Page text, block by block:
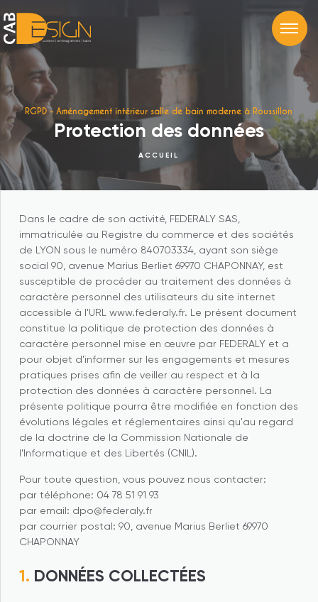
RGPD - Aménagement intérieur salle de bain moderne à Roussillon
Protection des données
ACCUEIL
Dans le cadre de son activité, FEDERALY SAS,
immatriculée au Registre du commerce et des sociétés
de LYON sous le numéro 840703334, ayant son siège
social 90, avenue Marius Berliet 69970 CHAPONNAY, est
susceptible de procéder au traitement des données à
caractère personnel des utilisateurs du site internet
accessible à l'URL www.federaly.fr. Le présent document
constitue la politique de protection des données à
caractère personnel mise en œuvre par FEDERALY et a
pour objet d'informer sur les engagements et mesures
pratiques prises afin de veiller au respect et à la
protection des données à caractère personnel. La
présente politique pourra être modifiée en fonction des
évolutions légales et réglementaires ainsi qu'au regard
de la doctrine de la Commission Nationale de
l'Informatique et des Libertés (CNIL).
Pour toute question, vous pouvez nous contacter:
par téléphone: 04 78 51 91 93
par email: dpo@federaly.fr
par courrier postal: 90, avenue Marius Berliet 69970
CHAPONNAY
DONNÉES COLLECTÉES